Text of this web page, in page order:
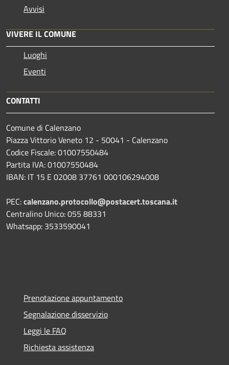
Avvisi
VIVERE IL COMUNE
Luoghi
Eventi
CONTATTI
Comune di Calenzano
Piazza Vittorio Veneto 12 - 50041 - Calenzano
Codice Fiscale: 01007550484
Partita IVA: 01007550484
IBAN: IT 15 E 02008 37761 000106294008
PEC:calenzano.protocollo@postacert.toscana.it
Centralino Unico: 055 88331
Whatsapp: 3533590041
Prenotazione appuntamento
Segnalazione disservizio
Leggi le FAQ
Richiesta assistenza